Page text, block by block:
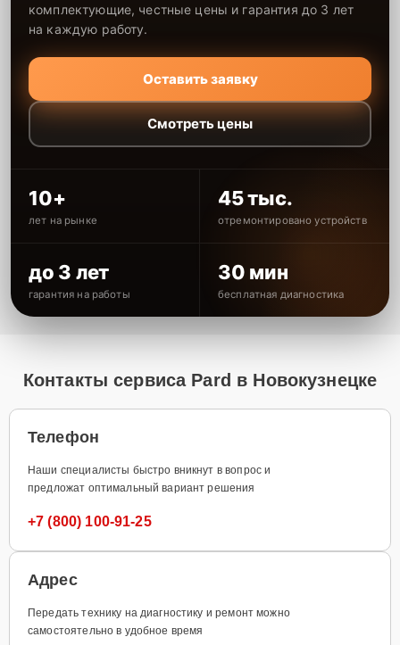
комплектующие, честные цены и гарантия до 3 лет
на каждую работу.
Оставить заявку
Смотреть цены
10+
лет на рынке
45 тыс.
отремонтировано устройств
до 3 лет
гарантия на работы
30 мин
бесплатная диагностика
Контакты сервиса Pard в Новокузнецке
Телефон
Наши специалисты быстро вникнут в вопрос и
предложат оптимальный вариант решения
+7 (800) 100-91-25
Адрес
Передать технику на диагностику и ремонт можно
самостоятельно в удобное время